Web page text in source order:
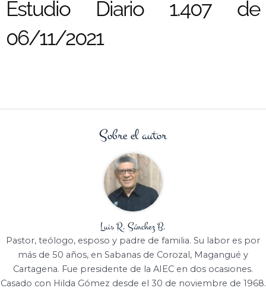
Estudio Diario 1.407 de
06/11/2021
Sobre el autor
Luis R. Sánchez B.
Pastor, teólogo, esposo y padre de familia. Su labor es por
más de 50 años, en Sabanas de Corozal, Magangué y
Cartagena. Fue presidente de la AIEC en dos ocasiones.
Casado con Hilda Gómez desde el 30 de noviembre de 1968.